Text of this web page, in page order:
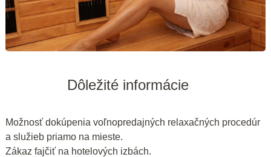
Dôležité informácie
Možnosť dokúpenia voľnopredajných relaxačných procedúr
a služieb priamo na mieste.
Zákaz fajčiť na hotelových izbách.